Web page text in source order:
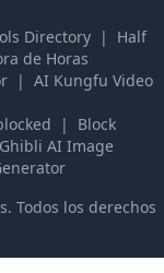
Directory |
Half
de Horas
| AI Kungfu Video
|
Block
Ghibli AI Image
. Todos los derechos